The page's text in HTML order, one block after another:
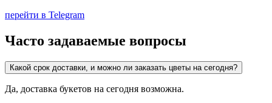
перейти в Telegram
Часто задаваемые вопросы
Какой срок доставки, и можно ли заказать цветы на сегодня?
Да, доставка букетов на сегодня возможна.